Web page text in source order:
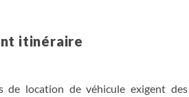
itinéraire
de location de véhicule exigent